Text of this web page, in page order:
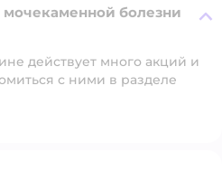
мочекаменной болезни
действует много акций и
с ними в разделе